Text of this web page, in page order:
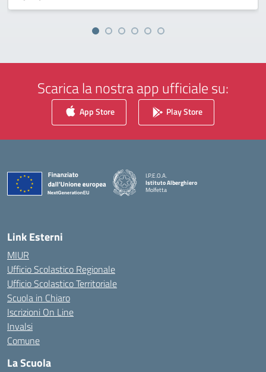
Scarica la nostra app ufficiale su:
App Store Play Store
I.P.E.O.A.
Istituto Alberghiero
Molfetta
Link Esterni
MIUR
Ufficio Scolastico Regionale
Ufficio Scolastico Territoriale
Scuola in Chiaro
Iscrizioni On Line
Invalsi
Comune
La Scuola